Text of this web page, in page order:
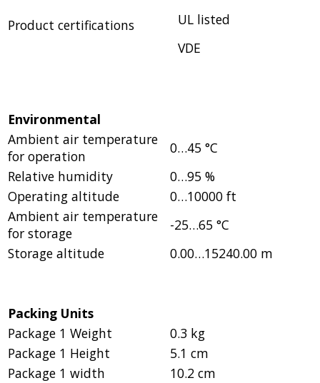
Product certifications
UL listed
VDE
Environmental
Ambient air temperature
for operation
0…45 °C
Relative humidity
0…95 %
Operating altitude
0…10000 ft
Ambient air temperature
for storage
-25…65 °C
Storage altitude
0.00…15240.00 m
Packing Units
Package 1 Weight
0.3 kg
Package 1 Height
5.1 cm
Package 1 width
10.2 cm